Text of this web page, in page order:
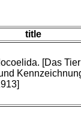
title
[Das